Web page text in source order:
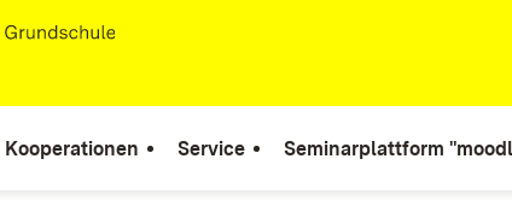
Kooperationen Service Seminarplattform